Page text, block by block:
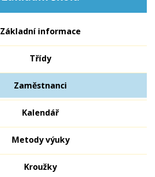
Základní informace
Třídy
Zaměstnanci
Kalendář
Metody výuky
Kroužky